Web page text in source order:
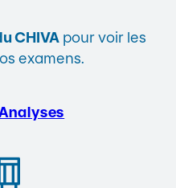
CHIVA pour voir les
examens.